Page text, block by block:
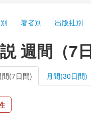
著者別 出版社別
週間（7
間(7日間) 月間(30日間)